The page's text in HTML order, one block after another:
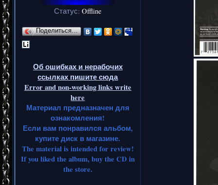
Статус: Offline
Поделиться…
Об ошибках и нерабочих
ссылках пишите сюда
Error and non-working links write
here
Материал предназначен для
ознакомления!
Если вам понравился альбом,
купите диск в магазине.
The material is intended for review!
If you liked the album, buy the CD in
the store.